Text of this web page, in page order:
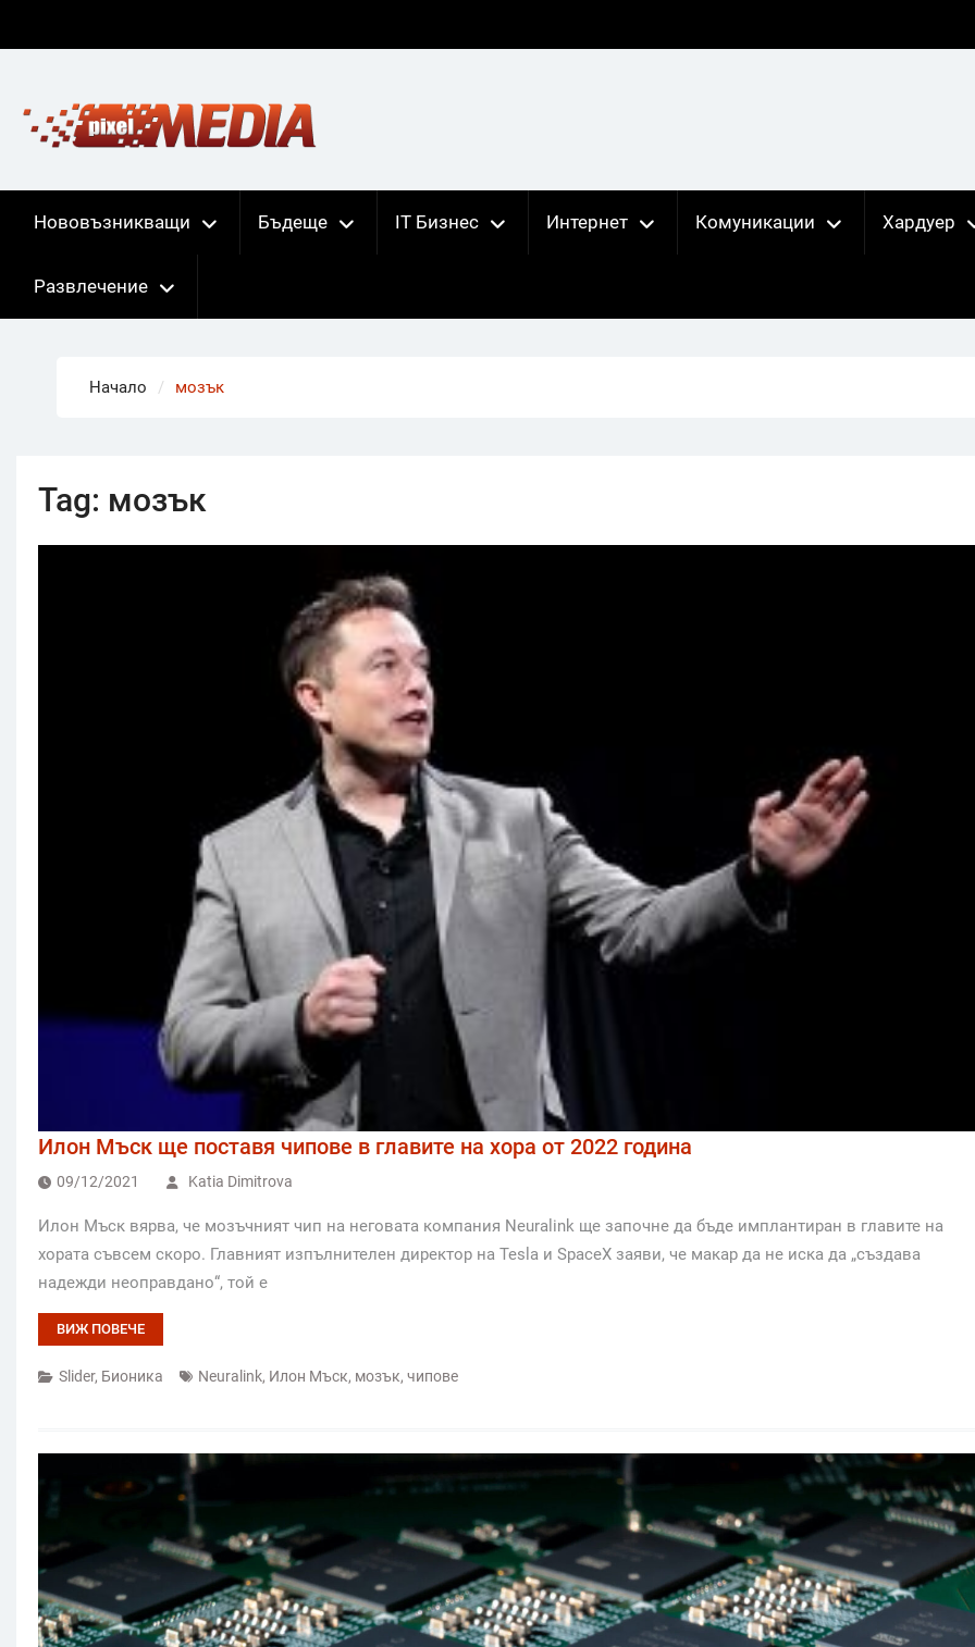
Нововъзникващи Бъдеще IT Бизнес Интернет Комуникации Хардуер
Развлечение
Начало мозък
Tag: мозък
Илон Мъск ще поставя чипове в главите на хора от 2022 година
09/12/2021 Katia Dimitrova
Илон Мъск вярва, че мозъчният чип на неговата компания Neuralink ще започне да бъде имплантиран в главите на
хората съвсем скоро. Главният изпълнителен директор на Tesla и SpaceX заяви, че макар да не иска да „създава
надежди неоправдано“, той е
ВИЖ ПОВЕЧЕ
Slider, Бионика Neuralink, Илон Мъск, мозък, чипове